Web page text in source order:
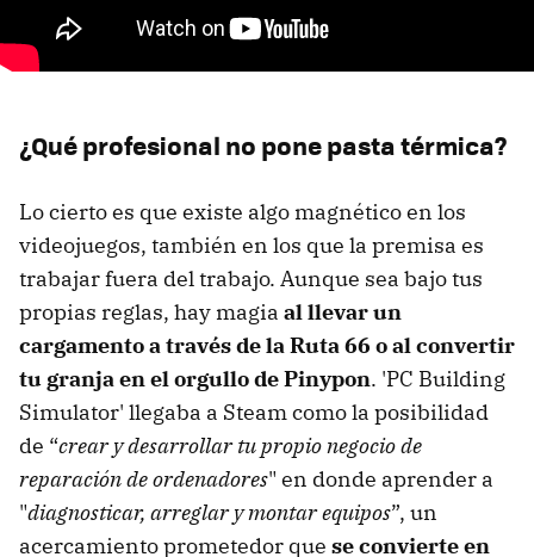
¿Qué profesional no pone pasta térmica?
Lo cierto es que existe algo magnético en los
videojuegos, también en los que la premisa es
trabajar fuera del trabajo. Aunque sea bajo tus
propias reglas, hay magia al llevar un
cargamento a través de la Ruta 66 o al convertir
tu granja en el orgullo de Pinypon. 'PC Building
Simulator' llegaba a Steam como la posibilidad
de “crear y desarrollar tu propio negocio de
reparación de ordenadores" en donde aprender a
"diagnosticar, arreglar y montar equipos”, un
acercamiento prometedor que se convierte en